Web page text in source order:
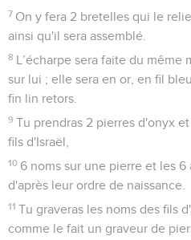
7 On y fera 2 bretelles qui le
ainsi qu'il sera assemblé.
8 L’écharpe sera faite du
sur lui ; elle sera en or, en fil
fin lin retors.
9 Tu prendras 2 pierres d'onyx
fils d'Israël,
10 6 noms sur une pierre et les 6
d'après leur ordre de naissance.
11 Tu graveras les noms des fils
comme le fait un graveur de